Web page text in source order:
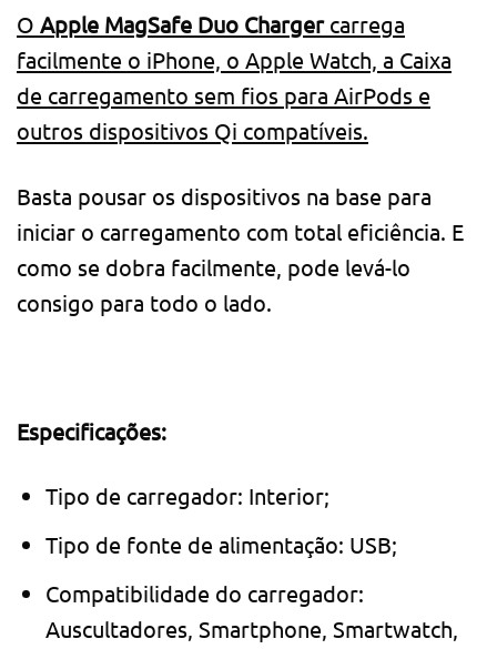
O Apple MagSafe Duo Chargercarrega
facilmente o iPhone, o Apple Watch, a Caixa
de carregamento sem fios para AirPods e
outros dispositivos Qi compatíveis.
Basta pousar os dispositivos na base para
iniciar o carregamento com total eficiência. E
como se dobra facilmente, pode levá-lo
consigo para todo o lado.
Especificações:
Tipo de carregador: Interior;
Tipo de fonte de alimentação: USB;
Compatibilidade do carregador:
Auscultadores, Smartphone, Smartwatch,